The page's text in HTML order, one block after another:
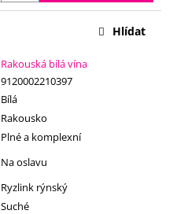
Rakouská bílá vína
9120002210397
Bílá
Rakousko
Plné a komplexní
Na oslavu
Ryzlink rýnský
Suché
Hlídat